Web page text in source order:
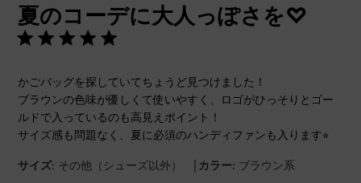
夏のコーデに大人っぽさを♡
かごバッグを探していてちょうど見つけました！
ブラウンの色味が優しくて使いやすく、ロゴがひっそりとゴー
ルドで入っているのも高見えポイント！
サイズ感も問題なく、夏に必須のハンディファンも入ります⭐︎
サイズ: その他（シューズ以外） | カラー: ブラウン系